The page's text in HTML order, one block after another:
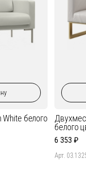
белого
белого
6 353
Арт.